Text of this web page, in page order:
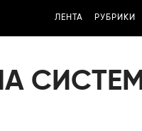
ЛЕНТА РУБРИКИ